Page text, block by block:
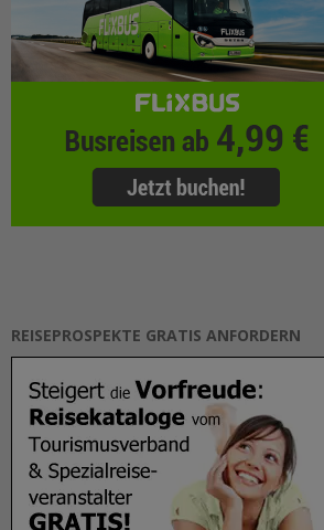
REISEPROSPEKTE GRATIS ANFORDERN